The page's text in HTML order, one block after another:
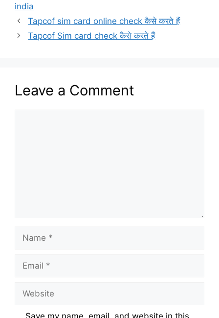
india
Tapcof sim card online check कैसे करते हैं
Tapcof Sim card check कैसे करते हैं
Leave a Comment
Save my name, email, and website in this